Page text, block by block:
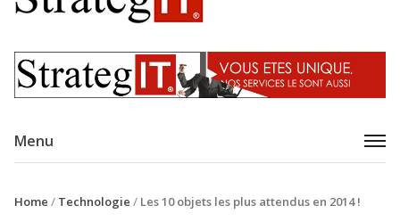
Menu
Home / Technologie / Les 10 objets les plus attendus en 2014 !